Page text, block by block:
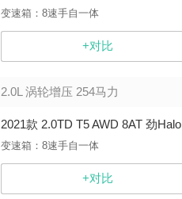
变速箱：8速手自一体
+对比
2.0L 涡轮增压 254马力
2021款 2.0TD T5 AWD 8AT 劲Halo
变速箱：8速手自一体
+对比